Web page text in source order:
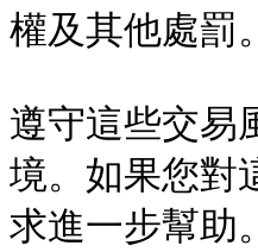
權及其他處罰。
遵守這些交易
境。如果您對